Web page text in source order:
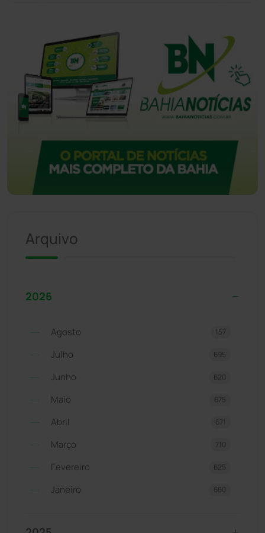
Arquivo
2026
Agosto 157
Julho 695
Junho 620
Maio 675
Abril 671
Março 710
Fevereiro 625
Janeiro 660